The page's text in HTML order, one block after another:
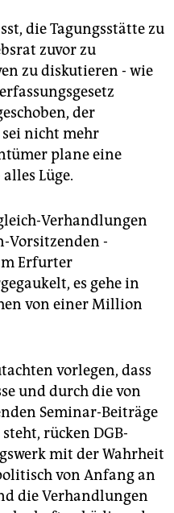
die Tagungsstätte zu
zuvor zu
zu diskutieren - wie
der
nicht mehr
plane eine
Lüge.
Verhandlungen
Vorsitzenden -
Erfurter
es gehe in
von einer Million
vorlegen, dass
und durch die von
Seminar-Beiträge
rücken DGB-
mit der Wahrheit
von Anfang an
die Verhandlungen